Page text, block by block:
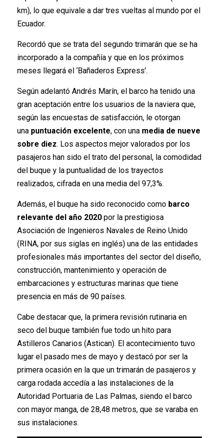
km), lo que equivale a dar tres vueltas al mundo por el
Ecuador.
Recordó que se trata del segundo trimarán que se ha
incorporado a la compañía y que en los próximos
meses llegará el ‘Bañaderos Express’.
Según adelantó Andrés Marín, el barco ha tenido una
gran aceptación entre los usuarios de la naviera que,
según las encuestas de satisfacción, le otorgan
una puntuación excelente, con una media de nueve
sobre diez. Los aspectos mejor valorados por los
pasajeros han sido el trato del personal, la comodidad
del buque y la puntualidad de los trayectos
realizados, cifrada en una media del 97,3%.
Además, el buque ha sido reconocido como barco
relevante del año 2020 por la prestigiosa
Asociación de Ingenieros Navales de Reino Unido
(RINA, por sus siglas en inglés) una de las entidades
profesionales más importantes del sector del diseño,
construcción, mantenimiento y operación de
embarcaciones y estructuras marinas que tiene
presencia en más de 90 países.
Cabe destacar que, la primera revisión rutinaria en
seco del buque también fue todo un hito para
Astilleros Canarios (Astican). El acontecimiento tuvo
lugar el pasado mes de mayo y destacó por ser la
primera ocasión en la que un trimarán de pasajeros y
carga rodada accedía a las instalaciones de la
Autoridad Portuaria de Las Palmas, siendo el barco
con mayor manga, de 28,48 metros, que se varaba en
sus instalaciones.